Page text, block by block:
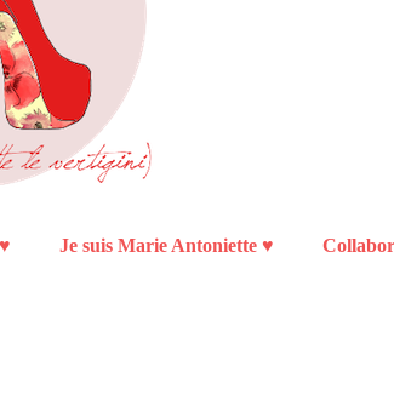
Je suis Marie Antoniette ♥